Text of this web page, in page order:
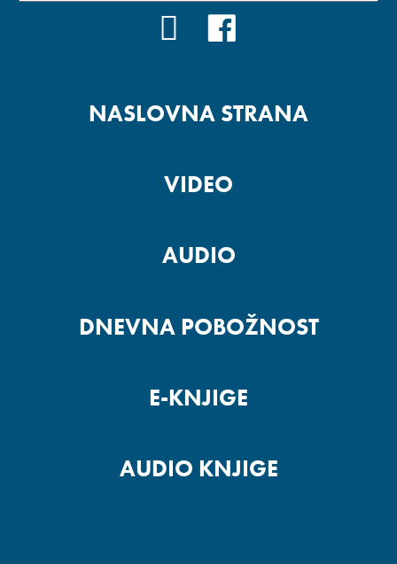
YOUTUBE
NASLOVNA STRANA
VIDEO
AUDIO
DNEVNA POBOŽNOST
E-KNJIGE
AUDIO KNJIGE